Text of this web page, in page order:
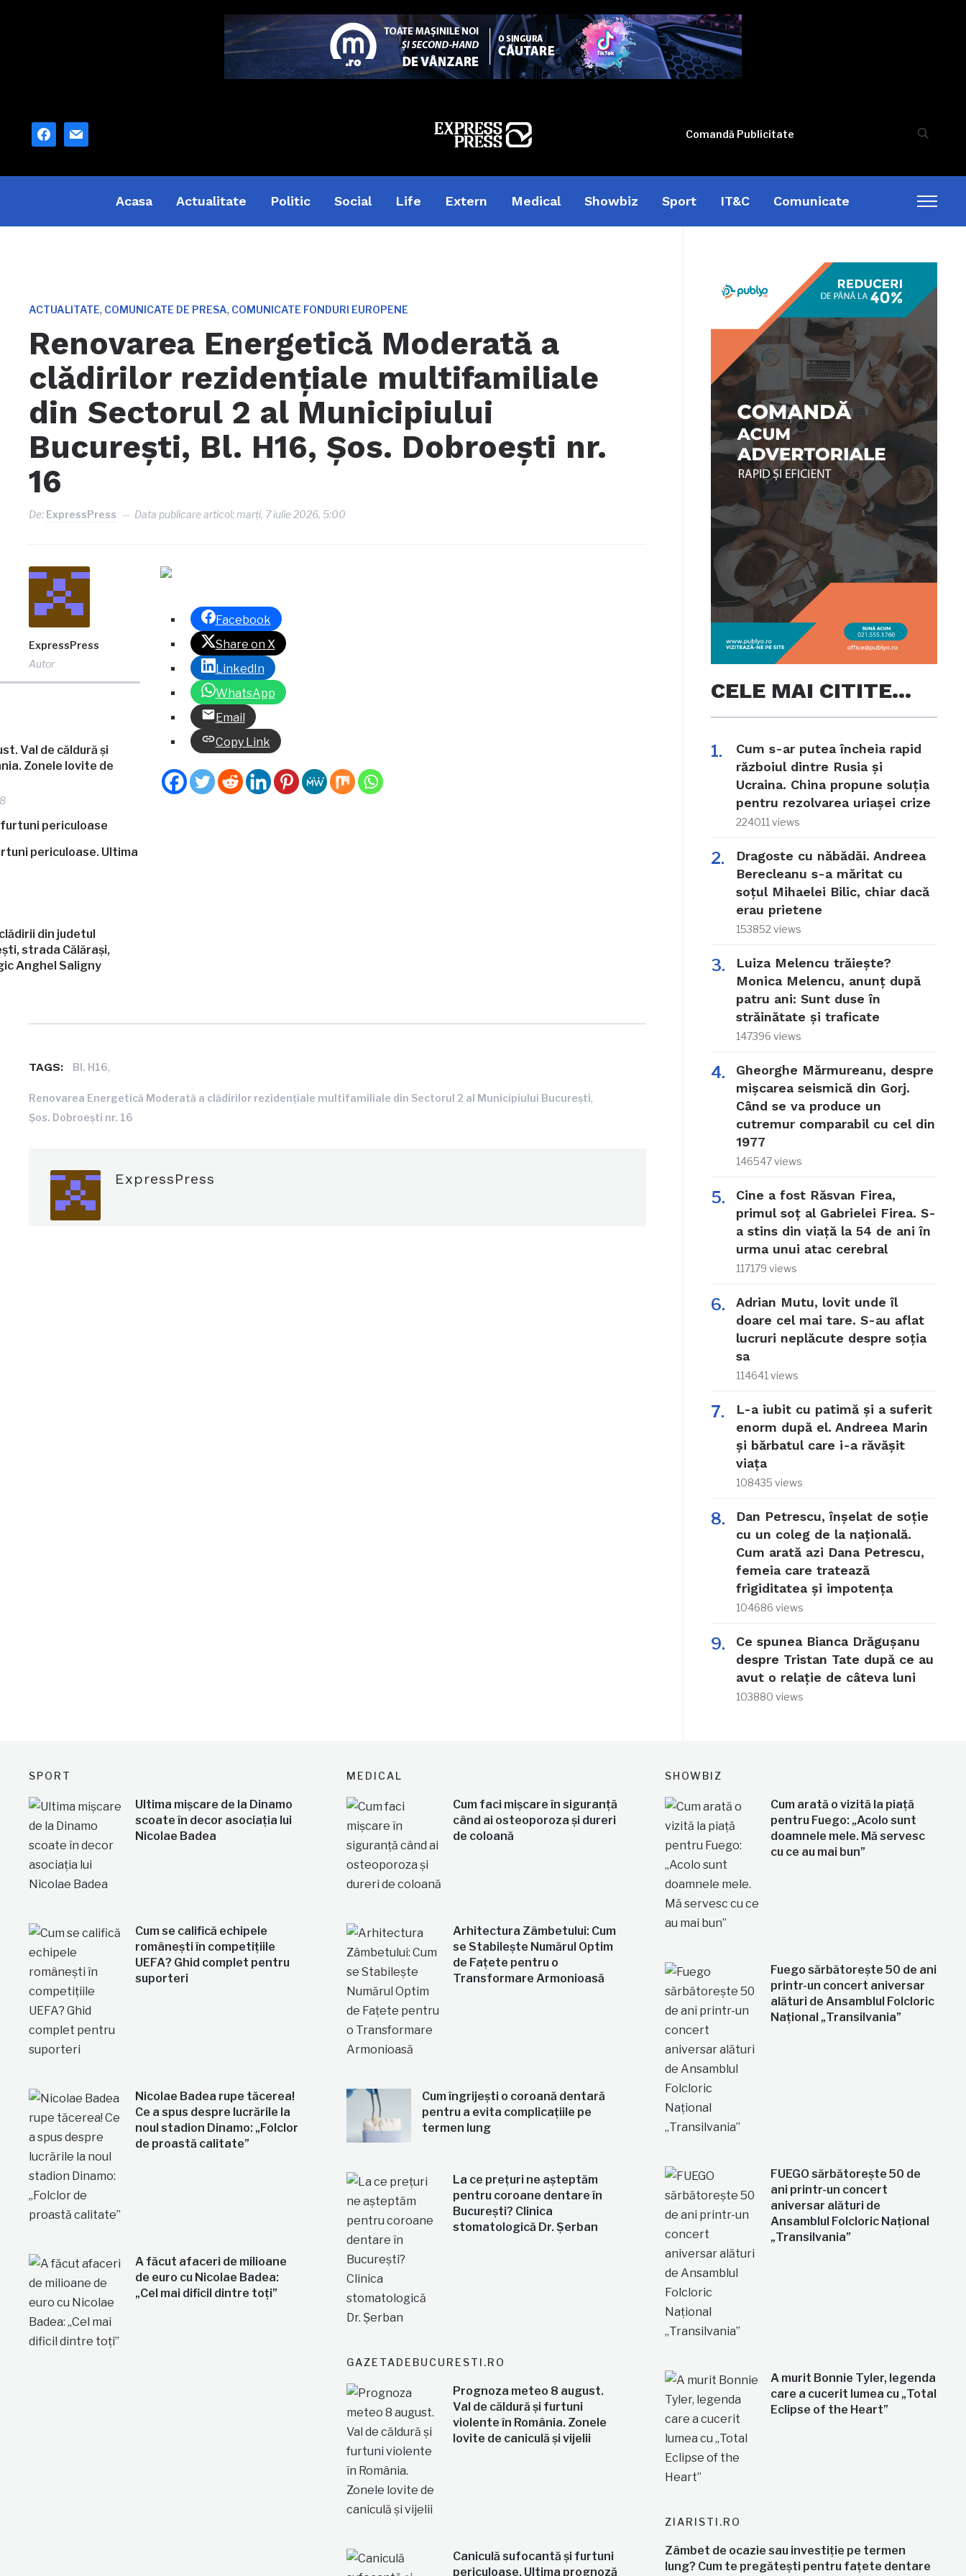
facebook
mail Comandă Publicitate
Acasa Actualitate Politic Social Life Extern Medical Showbiz Sport IT&C Comunicate
ACTUALITATE, COMUNICATE DE PRESA, COMUNICATE FONDURI EUROPENE
Renovarea Energetică Moderată a
clădirilor rezidențiale multifamiliale
din Sectorul 2 al Municipiului
București, Bl. H16, Şos. Dobroeşti nr.
16
De: ExpressPress Data publicare articol: marți, 7 iulie 2026, 5:00
ExpressPress
Autor
Val de căldură și
Zonele lovite de
periculoase. Ultima
din judetul
strada Călărași,
Anghel Saligny
Facebook
Share on X
LinkedIn
WhatsApp
Email
Copy Link
TAGS: Bl. H16,
Renovarea Energetică Moderată a clădirilor rezidențiale multifamiliale din Sectorul 2 al Municipiului București,
Şos. Dobroeşti nr. 16
ExpressPress
CELE MAI CITITE…
Cum s-ar putea încheia rapid
războiul dintre Rusia și
Ucraina. China propune soluția
pentru rezolvarea uriașei crize
224011 views
Dragoste cu năbădăi. Andreea
Berecleanu s-a măritat cu
soțul Mihaelei Bilic, chiar dacă
erau prietene
153852 views
Luiza Melencu trăiește?
Monica Melencu, anunț după
patru ani: Sunt duse în
străinătate și traficate
147396 views
Gheorghe Mărmureanu, despre
mișcarea seismică din Gorj.
Când se va produce un
cutremur comparabil cu cel din
1977
146547 views
Cine a fost Răsvan Firea,
primul soț al Gabrielei Firea. S-
a stins din viață la 54 de ani în
urma unui atac cerebral
117179 views
Adrian Mutu, lovit unde îl
doare cel mai tare. S-au aflat
lucruri neplăcute despre soția
sa
114641 views
L-a iubit cu patimă și a suferit
enorm după el. Andreea Marin
și bărbatul care i-a răvășit
viața
108435 views
Dan Petrescu, înșelat de soție
cu un coleg de la națională.
Cum arată azi Dana Petrescu,
femeia care tratează
frigiditatea și impotența
104686 views
Ce spunea Bianca Drăgușanu
despre Tristan Tate după ce au
avut o relație de câteva luni
103880 views
SPORT
Ultima mișcare de la Dinamo
scoate în decor asociația lui
Nicolae Badea
Cum se califică echipele
românești în competițiile
UEFA? Ghid complet pentru
suporteri
Nicolae Badea rupe tăcerea!
Ce a spus despre lucrările la
noul stadion Dinamo: „Folclor
de proastă calitate”
A făcut afaceri de milioane
de euro cu Nicolae Badea:
„Cel mai dificil dintre toți”
MEDICAL
Cum faci mișcare în siguranță
când ai osteoporoza și dureri
de coloană
Arhitectura Zâmbetului: Cum
se Stabilește Numărul Optim
de Fațete pentru o
Transformare Armonioasă
Cum îngrijești o coroană dentară
pentru a evita complicațiile pe
termen lung
La ce prețuri ne așteptăm
pentru coroane dentare în
București? Clinica
stomatologică Dr. Șerban
GAZETADEBUCURESTI.RO
Prognoza meteo 8 august.
Val de căldură și furtuni
violente în România. Zonele
lovite de caniculă și vijelii
Caniculă sufocantă și furtuni
periculoase. Ultima prognoză
SHOWBIZ
Cum arată o vizită la piață
pentru Fuego: „Acolo sunt
doamnele mele. Mă servesc
cu ce au mai bun”
Fuego sărbătorește 50 de ani
printr-un concert aniversar
alături de Ansamblul Folcloric
Național „Transilvania”
FUEGO sărbătorește 50 de
ani printr-un concert
aniversar alături de
Ansamblul Folcloric Național
„Transilvania”
A murit Bonnie Tyler, legenda
care a cucerit lumea cu „Total
Eclipse of the Heart”
ZIARISTI.RO
Zâmbet de ocazie sau investiție pe termen
lung? Cum te pregătești pentru fațete dentare